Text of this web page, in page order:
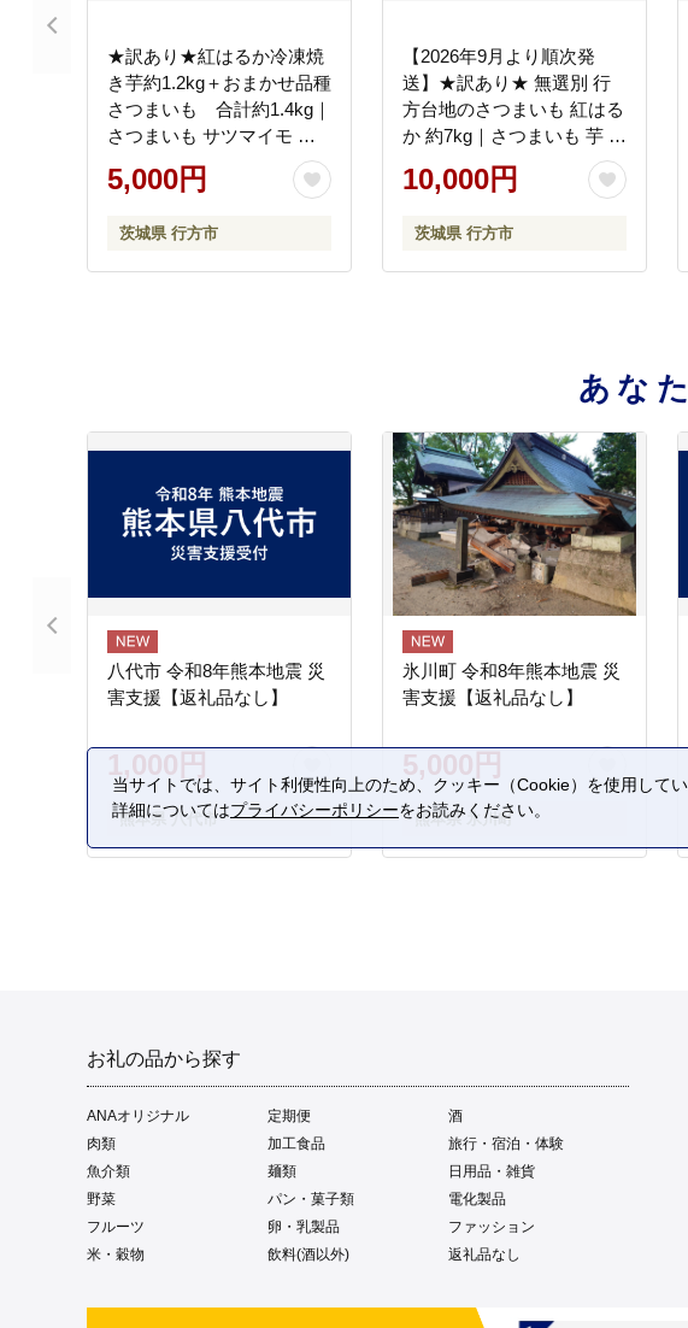
★訳あり★紅はるか冷凍焼
き芋約1.2kg＋おまかせ品種
さつまいも 合計約1.4kg｜
さつまいも サツマイモ さ
つま芋 焼き芋 やきいも 冷
凍 冷凍焼き芋 訳あり 訳ア
(EY-26)
5,000円
茨城県 行方市
【2026年9月より順次発
送】★訳あり★ 無選別 行
方台地のさつまいも 紅はる
か 約7kg｜さつまいも 芋 サ
ツマイモ 紅はるか 訳あり
わけあり 無選別 先行予約
10,000円
茨城県 行方市
あな
八代市 令和8年熊本地震 災
害支援【返礼品なし】
1,000円
熊本県 八代市
氷川町 令和8年熊本地震 災
害支援【返礼品なし】
5,000円
熊本県 氷川町
お礼の品から探す
ANAオリジナル 定期便
酒
肉類
加工食品
旅行・宿泊・体験
魚介類
麺類
日用品・雑貨
野菜
パン・菓子類
電化製品
フルーツ
卵・乳製品
ファッション
米・穀物
飲料(酒以外) 返礼品なし
当サイトでは、サイト利便性向上のため、クッキー（Cookie）を使用して
詳細についてはプライバシーポリシーをお読みください。